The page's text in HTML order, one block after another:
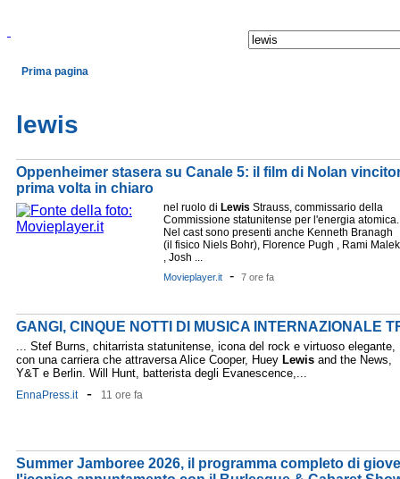
Prima pagina
lewis
Oppenheimer stasera su Canale 5: il film di Nolan
prima volta in chiaro
nel ruolo di Lewis Strauss, commissario della
Commissione statunitense per l'energia atomica.
Nel cast sono presenti anche Kenneth Branagh
(il fisico Niels Bohr), Florence Pugh , Rami Malek
, Josh ...
Movieplayer.it - 7 ore fa
GANGI, CINQUE NOTTI DI MUSICA INTERNAZIONALE
... Stef Burns, chitarrista statunitense, icona del rock e virtuoso elegante,
con una carriera che attraversa Alice Cooper, Huey Lewis and the News,
Y&T e Berlin. Will Hunt, batterista degli Evanescence,...
EnnaPress.it- 11 ore fa
Summer Jamboree 2026, il programma completo di